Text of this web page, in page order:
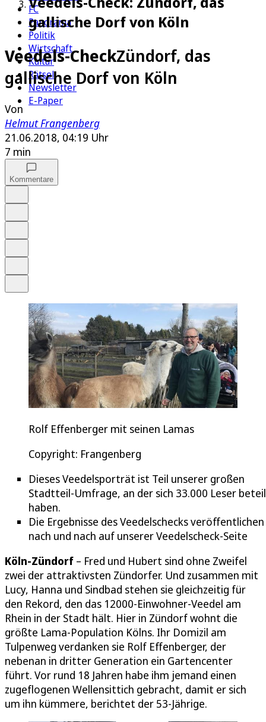
FC
Panorama
Politik
Wirtschaft
Kultur
Rätsel
Newsletter
E-Paper
gallische Dorf von Köln
Veedels-CheckZündorf, das
gallische Dorf von Köln
Von
Helmut Frangenberg
21.06.2018, 04:19 Uhr
7 min
Kommentare
Rolf Effenberger mit seinen Lamas
Copyright: Frangenberg
Dieses Veedelsporträt ist Teil unserer großen
Stadtteil-Umfrage, an der sich 33.000 Leser
haben.
Die Ergebnisse des Veedelschecks
nach und nach auf unserer Veedelscheck-Seite
Köln-Zündorf – Fred und Hubert sind ohne Zweifel
zwei der attraktivsten Zündorfer. Und zusammen mit
Lucy, Hanna und Sindbad stehen sie gleichzeitig für
den Rekord, den das 12000-Einwohner-Veedel am
Rhein in der Stadt hält. Hier in Zündorf wohnt die
größte Lama-Population Kölns. Ihr Domizil am
Tulpenweg verdanken sie Rolf Effenberger, der
nebenan in dritter Generation ein Gartencenter
führt. Vor rund 18 Jahren habe ihm jemand einen
zugeflogenen Wellensittich gebracht, damit er sich
um ihn kümmere, berichtet der 53-Jährige.